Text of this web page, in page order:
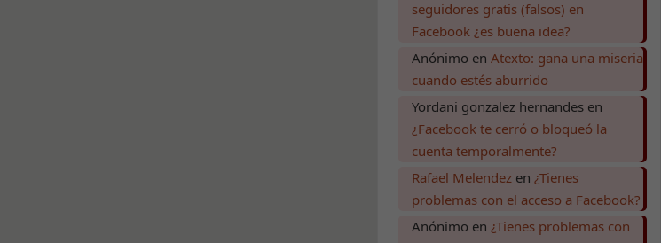
seguidores gratis (falsos) en
Facebook ¿es buena idea?
Anónimo en Atexto: gana una miseria
cuando estés aburrido
Yordani gonzalez hernandesen
¿Facebook te cerró o bloqueó la
cuenta temporalmente?
Rafael Melendezen ¿Tienes
problemas con el acceso a Facebook?
Anónimo en ¿Tienes problemas con